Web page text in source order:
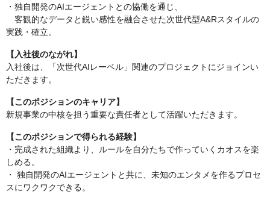
・独自開発のAIエージェントとの協働を通じ、
客観的なデータと鋭い感性を融合させた次世代型A&Rスタイルの
実践・確立。
【入社後のながれ】
入社後は、「次世代AIレーベル」関連のプロジェクトにジョインい
ただきます。
【このポジションのキャリア】
新規事業の中核を担う重要な責任者として活躍いただきます。
【このポジションで得られる経験】
・完成された組織より、ルールを自分たちで作っていくカオスを楽
しめる。
・ 独自開発のAIエージェントと共に、未知のエンタメを作るプロセ
スにワクワクできる。